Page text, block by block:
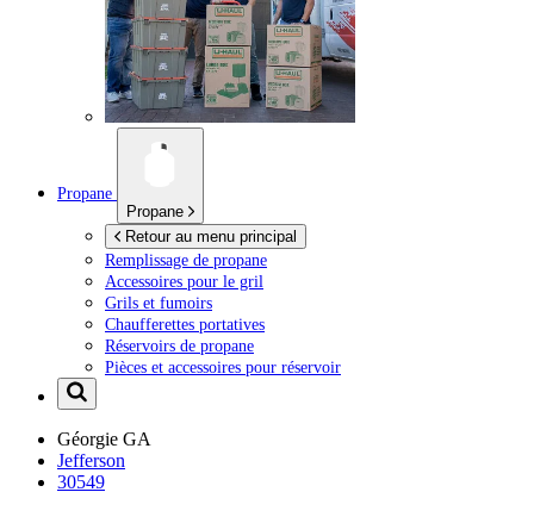
Propane
Propane
Retour au menu principal
Remplissage de propane
Accessoires pour le gril
Grils et fumoirs
Chaufferettes portatives
Réservoirs de propane
Pièces et accessoires pour réservoir
Géorgie GA
Jefferson
30549